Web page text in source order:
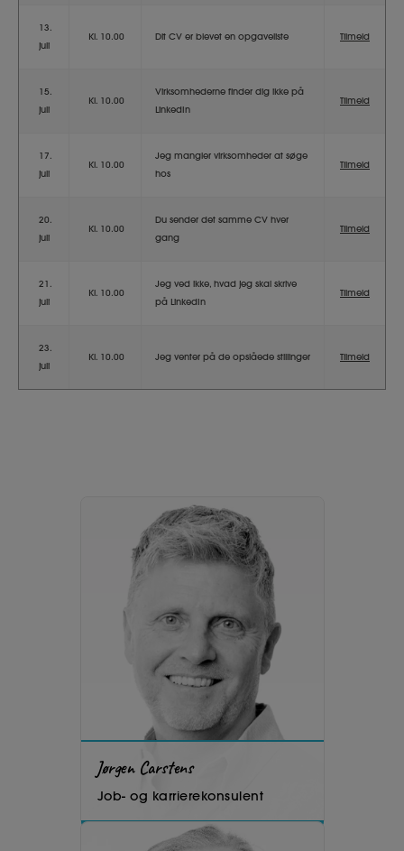
13.
juli
Kl. 10.00 Dit CV er blevet en opgaveliste Tilmeld
15.
juli
Kl. 10.00
Virksomhederne finder dig ikke på
LinkedIn
Tilmeld
17.
juli
Kl. 10.00
Jeg mangler virksomheder at søge
hos
Tilmeld
20.
juli
Kl. 10.00
Du sender det samme CV hver
gang
Tilmeld
21.
juli
Kl. 10.00
Jeg ved ikke, hvad jeg skal skrive
på LinkedIn
Tilmeld
23.
juli
Kl. 10.00 Jeg venter på de opslåede stillinger Tilmeld
Jørgen Carstens
Job- og karrierekonsulent